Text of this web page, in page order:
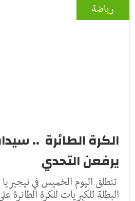
رياضة
الكرة الطائرة ..
يرفعن التحدي
تنطلق اليوم الخميس في نيجيريا
البطلة للكبريات للكرة الطائرة